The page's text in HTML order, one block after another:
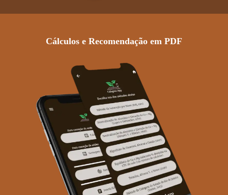
Cálculos e Recomendação em PDF